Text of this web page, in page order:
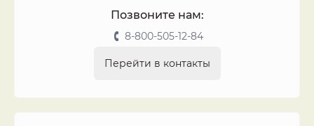
Позвоните нам:
8-800-505-12-84
Перейти в контакты